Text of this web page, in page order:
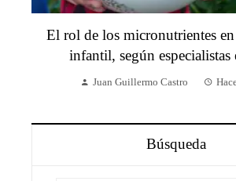
El rol de los micronutrientes
infantil, según especialistas
Juan Guillermo Castro
Búsqueda